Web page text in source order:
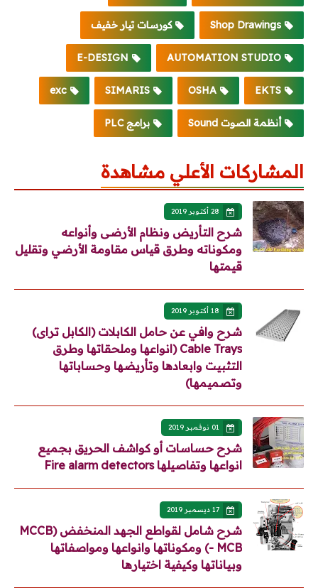
Shop Drawings كورسات تيار خفيف
AUTOMATION STUDIO
E-DESIGN
EKTS
OSHA
SIMARIS
exc
أنظمة الصوت Sound برامج PLC
المشاركات الأعلي مشاهدة
28 أكتوبر 2019
شرح التأريض ونظام الأرضى وأنواعه
ومكوناته وطرق قياس مقاومة الأرضي وتقليل
قيمتها
18 أكتوبر 2019
شرح وافي عن حامل الكابلات (الكابل تراى)
Cable Trays (انواعها وملحقاتها وطرق
التثبيت وابعادها وتأريضها وحساباتها
وتصميمها)
01 نوفمبر 2019
شرح حساسات أو كواشف الحريق بجميع
انواعها وتفاصيلها Fire alarm detectors
17 ديسمبر 2019
شرح شامل لقواطع الجهد المنخفض (MCCB
- MCB) ومكوناتها وانواعها ومواصفاتها
وبياناتها وكيفية اختيارها